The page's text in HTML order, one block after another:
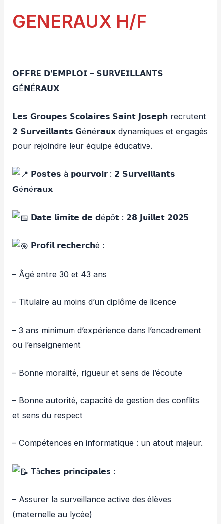
GENERAUX H/F
𝗢𝗙𝗙𝗥𝗘 𝗗’𝗘𝗠𝗣𝗟𝗢𝗜 – 𝗦𝗨𝗥𝗩𝗘𝗜𝗟𝗟𝗔𝗡𝗧𝗦
𝗚É𝗡É𝗥𝗔𝗨𝗫
𝗟𝗲𝘀 𝗚𝗿𝗼𝘂𝗽𝗲𝘀 𝗦𝗰𝗼𝗹𝗮𝗶𝗿𝗲𝘀 𝗦𝗮𝗶𝗻𝘁 𝗝𝗼𝘀𝗲𝗽𝗵 recrutent
𝟮 𝗦𝘂𝗿𝘃𝗲𝗶𝗹𝗹𝗮𝗻𝘁𝘀 𝗚é𝗻é𝗿𝗮𝘂𝘅 dynamiques et engagés
pour rejoindre leur équipeéducative.
𝗣𝗼𝘀𝘁𝗲𝘀 à 𝗽𝗼𝘂𝗿𝘃𝗼𝗶𝗿 : 𝟮 𝗦𝘂𝗿𝘃𝗲𝗶𝗹𝗹𝗮𝗻𝘁𝘀
𝗚é𝗻é𝗿𝗮𝘂𝘅
𝗗𝗮𝘁𝗲 𝗹𝗶𝗺𝗶𝘁𝗲 𝗱𝗲 𝗱é𝗽ô𝘁 : 𝟮𝟴 𝗝𝘂𝗶𝗹𝗹𝗲𝘁 𝟮𝟬𝟮𝟱
𝗣𝗿𝗼𝗳𝗶𝗹 𝗿𝗲𝗰𝗵𝗲𝗿𝗰𝗵é :
– Âgé entre 30 et 43 ans
– Titulaire au moins d’un diplôme de licence
– 3 ans minimum d’expérience dans l’encadrement
ou l’enseignement
– Bonne moralité, rigueur et sens de l’écoute
– Bonne autorité, capacité de gestion des conflits
et sens du respect
– Compétences en informatique : un atout majeur.
𝗧â𝗰𝗵𝗲𝘀 𝗽𝗿𝗶𝗻𝗰𝗶𝗽𝗮𝗹𝗲𝘀 :
– Assurer la surveillance active des élèves
(maternelle au lycée)